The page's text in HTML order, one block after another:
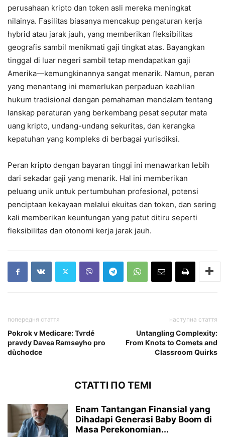
perusahaan kripto dan token asli mereka meningkat
nilainya. Fasilitas biasanya mencakup pengaturan kerja
hybrid atau jarak jauh, yang memberikan fleksibilitas
geografis sambil menikmati gaji tingkat atas. Bayangkan
tinggal di luar negeri sambil tetap mendapatkan gaji
Amerika—kemungkinannya sangat menarik. Namun, peran
yang menantang ini memerlukan perpaduan keahlian
hukum tradisional dengan pemahaman mendalam tentang
lanskap peraturan yang berkembang pesat seputar mata
uang kripto, undang-undang sekuritas, dan kerangka
kepatuhan yang kompleks di berbagai yurisdiksi.
Peran kripto dengan bayaran tinggi ini menawarkan lebih
dari sekadar gaji yang menarik. Hal ini memberikan
peluang unik untuk pertumbuhan profesional, potensi
penciptaan kekayaan melalui ekuitas dan token, dan sering
kali memberikan keuntungan yang patut ditiru seperti
fleksibilitas dan otonomi kerja jarak jauh.
попередня стаття
Pokrok v Medicare: Tvrdé
pravdy Davea Ramseyho pro
důchodce
наступна стаття
Untangling Complexity:
From Knots to Comets and
Classroom Quirks
СТАТТІ ПО ТЕМІ
Enam Tantangan Finansial yang
Dihadapi Generasi Baby Boom di
Masa Perekonomian...